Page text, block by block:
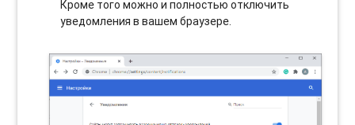
Кроме того можно и полностью отключить
уведомления в вашем браузере.